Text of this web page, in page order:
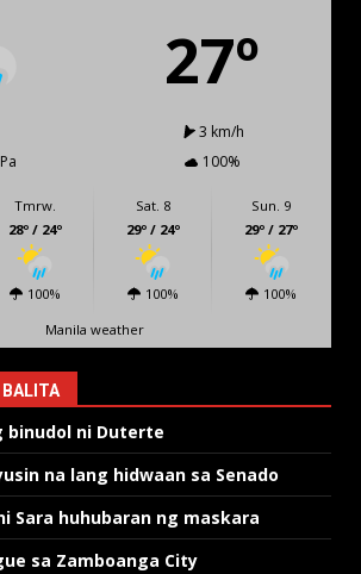
27º
3 km/h
100%
Tmrw.
28º / 24º
100%
Sat. 8
29º / 24º
100%
Sun. 9
29º / 27º
100%
Manila weather
BALITA
binudol ni Duterte
na lang hidwaan sa Senado
Sara huhubaran ng maskara
sa Zamboanga City